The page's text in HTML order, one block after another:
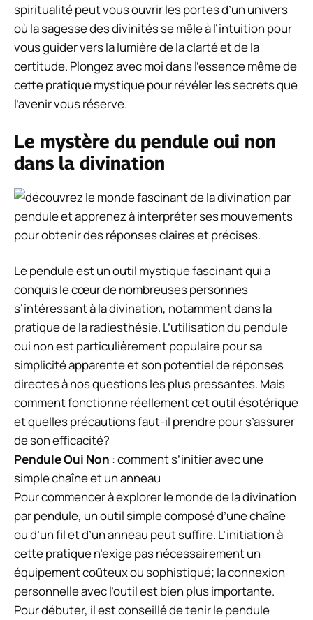
spiritualité peut vous ouvrir les portes d’un univers
où la sagesse des divinités se mêle à l’intuition pour
vous guider vers la lumière de la clarté et de la
certitude. Plongez avec moi dans l’essence même de
cette pratique mystique pour révéler les secrets que
l’avenir vous réserve.
Le mystère du pendule oui non
dans la divination
Le pendule est un outil mystique fascinant qui a
conquis le cœur de nombreuses personnes
s’intéressant à la divination, notamment dans la
pratique de la radiesthésie. L’utilisation du pendule
oui non est particulièrement populaire pour sa
simplicité apparente et son potentiel de réponses
directes à nos questions les plus pressantes. Mais
comment fonctionne réellement cet outil ésotérique
et quelles précautions faut-il prendre pour s’assurer
de son efficacité?
Pendule Oui Non : comment s’initier avec une
simple chaîne et un anneau
Pour commencer à explorer le monde de la divination
par pendule, un outil simple composé d’une chaîne
ou d’un fil et d’un anneau peut suffire. L’initiation à
cette pratique n’exige pas nécessairement un
équipement coûteux ou sophistiqué; la connexion
personnelle avec l’outil est bien plus importante.
Pour débuter, il est conseillé de tenir le pendule